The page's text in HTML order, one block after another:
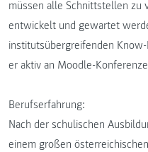
müssen alle Schnittstellen zu
entwickelt und gewartet
institutsübergreifenden
er aktiv an Moodle-
Berufserfahrung:
Nach der schulischen
einem großen